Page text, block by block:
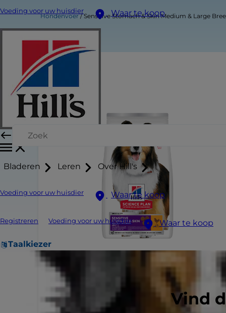
Voeding voor uw huisdier Waar te koop
Bladeren Leren Over Hill's
Voeding voor uw huisdier Waar te koop
Registreren Voeding voor uw huisdier Waar te koop
Taalkiezer
Vind
Hondenvoer Sensitive Stomach & Skin Medium & Large